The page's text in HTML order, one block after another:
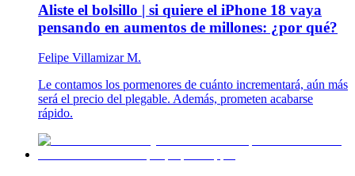
Aliste el bolsillo | si quiere el iPhone 18 vaya
pensando en aumentos de millones: ¿por qué?
Felipe Villamizar M.
Le contamos los pormenores de cuánto incrementará, aún más
será el precio del plegable. Además, prometen acabarse
rápido.